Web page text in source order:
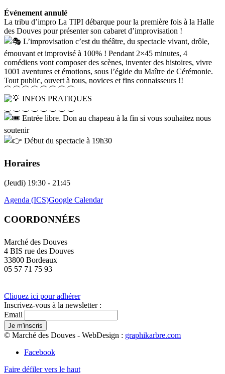
Événement annulé
La tribu d’impro La TIPI débarque pour la première fois à la Halle
des Douves pour présenter son cabaret d’improvisation !
L’improvisation c’est du théâtre, du spectacle vivant, drôle,
émouvant et improvisé à 100% ! Pendant 2×45 minutes, 4
comédiens vont composer des scènes, inventer des histoires, vivre
1001 aventures et émotions, sous l’égide du Maître de Cérémonie.
Tout public, ouvert à tous, novices et fins connaisseurs !!
⏜ ⏜ ⏜ ⏜ ⏜ ⏜ ⏜ ⏜
INFOS PRATIQUES
⏝ ⏝ ⏝ ⏝ ⏝ ⏝ ⏝ ⏝
Entrée libre. Don au chapeau à la fin si vous souhaitez nous
soutenir
Début du spectacle à 19h30
Horaires
(Jeudi) 19:30 - 21:45
Agenda (ICS)Google Calendar
COORDONNÉES
Marché des Douves
4 BIS rue des Douves
33800 Bordeaux
05 57 71 75 93
Cliquez ici pour adhérer
Inscrivez-vous à la newsletter :
Email
© Marché des Douves - WebDesign : graphikarbre.com
Facebook
Faire défiler vers le haut